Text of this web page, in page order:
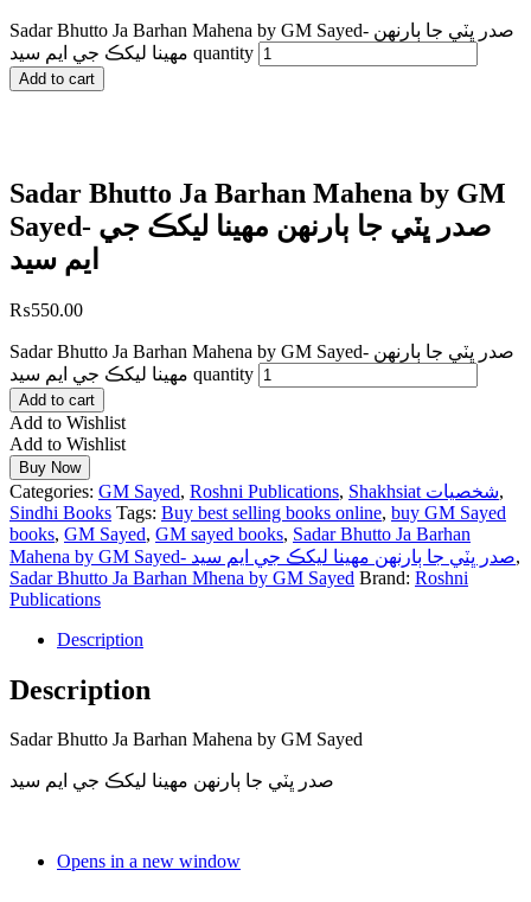
Sadar Bhutto Ja Barhan Mahena by GM Sayed- صدر ڀٽي جا ٻارنهن
مهينا ليکڪ جي ايم سيد quantity
Add to cart
Sadar Bhutto Ja Barhan Mahena by GM
Sayed- صدر ڀٽي جا ٻارنهن مهينا ليکڪ جي
ايم سيد
₨550.00
Sadar Bhutto Ja Barhan Mahena by GM Sayed- صدر ڀٽي جا ٻارنهن
مهينا ليکڪ جي ايم سيد quantity
Add to cart
Add to Wishlist
Add to Wishlist
Buy Now
Categories: GM Sayed, Roshni Publications, Shakhsiat شخصيات,
Sindhi Books Tags: Buy best selling books online, buy GM Sayed
books, GM Sayed, GM sayed books, Sadar Bhutto Ja Barhan
Mahena by GM Sayed- صدر ڀٽي جا ٻارنهن مهينا ليکڪ جي ايم سيد,
Sadar Bhutto Ja Barhan Mhena by GM Sayed Brand: Roshni
Publications
Description
Description
Sadar Bhutto Ja Barhan Mahena by GM Sayed
صدر ڀٽي جا ٻارنهن مهينا ليکڪ جي ايم سيد
Opens in a new window